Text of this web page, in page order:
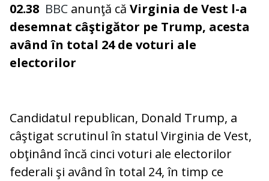
02.38 BBC anunţă că Virginia de Vest l-a
desemnat câştigător pe Trump, acesta
având în total 24 de voturi ale
electorilor
Candidatul republican, Donald Trump, a
câştigat scrutinul în statul Virginia de Vest,
obţinând încă cinci voturi ale electorilor
federali şi având în total 24, în timp ce